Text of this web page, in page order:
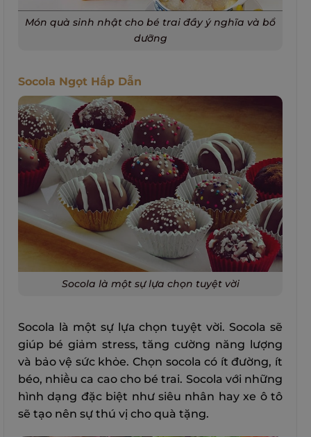
Món quà sinh nhật cho bé trai đầy ý nghĩa và bổ
dưỡng
Socola Ngọt Hấp Dẫn
Socola là một sự lựa chọn tuyệt vời
Socola là một sự lựa chọn tuyệt vời. Socola sẽ
giúp bé giảm stress, tăng cường năng lượng
và bảo vệ sức khỏe. Chọn socola có ít đường, ít
béo, nhiều ca cao cho bé trai. Socola với những
hình dạng đặc biệt như siêu nhân hay xe ô tô
sẽ tạo nên sự thú vị cho quà tặng.